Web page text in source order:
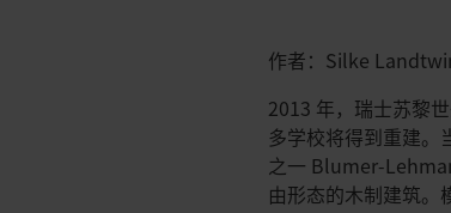
作者：Silke
2013 年，瑞士苏黎
多学校将得到重建。
之一 Blumer-
由形态的木制建筑。